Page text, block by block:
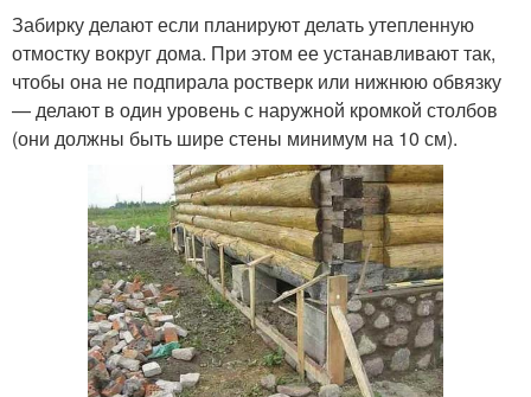
Забирку делают если планируют делать утепленную
отмостку вокруг дома. При этом ее устанавливают так,
чтобы она не подпирала ростверк или нижнюю обвязку
— делают в один уровень с наружной кромкой столбов
(они должны быть шире стены минимум на 10 см).